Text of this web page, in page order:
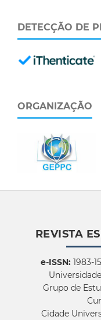
DETECÇÃO DE
ORGANIZAÇÃO
REVISTA
e-ISSN:1983-
Grupo de
Cidade